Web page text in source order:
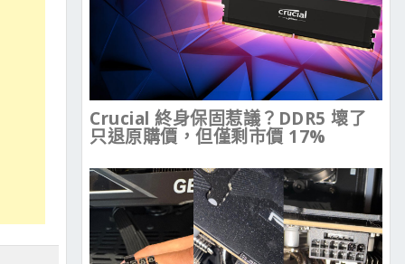
Crucial 終身保固惹議？DDR5 壞了
只退原購價，但僅剩市價 17%